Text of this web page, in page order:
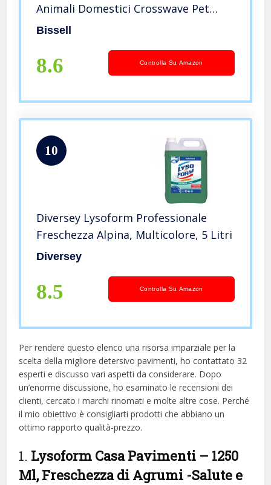
Animali Domestici Crosswave Pet
PRO, Deter, Verde/Bianco
Bissell
8.6 Controlla Su Amazon
10
Diversey Lysoform Professionale
Freschezza Alpina, Multicolore, 5 Litri
Diversey
8.5 Controlla Su Amazon
Per rendere questo elenco una risorsa imparziale per la
scelta della migliore detersivo pavimenti, ​​ho contattato 32
esperti e discusso vari aspetti da considerare. Dopo
un’enorme discussione, ho esaminato le recensioni dei
clienti, cercato i marchi rinomati e molte altre cose. Perché
il mio obiettivo è consigliarti prodotti che abbiano un
ottimo rapporto qualità-prezzo.
1. Lysoform Casa Pavimenti – 1250
Ml, Freschezza di Agrumi -Salute e